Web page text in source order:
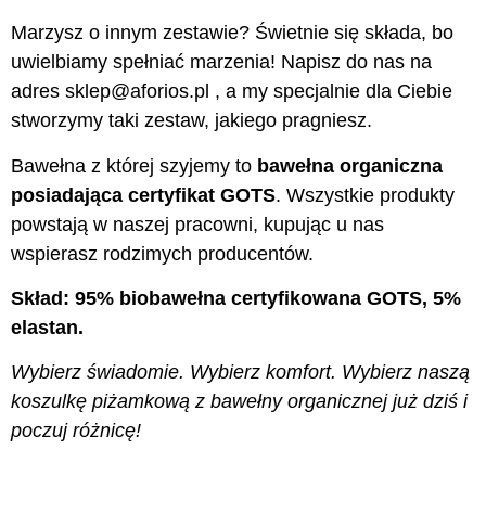
Marzysz o innym zestawie? Świetnie się składa, bo
uwielbiamy spełniać marzenia! Napisz do nas na
adres sklep@aforios.pl , a my specjalnie dla Ciebie
stworzymy taki zestaw, jakiego pragniesz.
Bawełna z której szyjemy to bawełna organiczna
posiadająca certyfikat GOTS. Wszystkie produkty
powstają w naszej pracowni, kupując u nas
wspierasz rodzimych producentów.
Skład: 95% biobawełna certyfikowana GOTS, 5%
elastan.
Wybierz świadomie. Wybierz komfort. Wybierz naszą
koszulkę piżamkową z bawełny organicznej już dziś i
poczuj różnicę!